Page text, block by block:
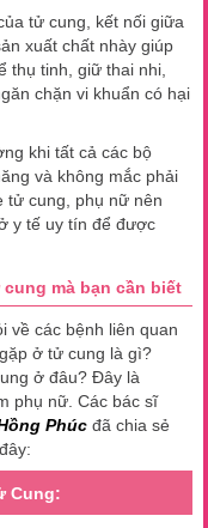
tử cung, kết nối giữa
xuất chất nhày giúp
thụ tinh, giữ thai nhi,
chặn vi khuẩn có hại
khi tất cả các bộ
và không mắc phải
tử cung, phụ nữ nên
y tế uy tín để được
mà bạn cần biết
các bệnh liên quan
ở tử cung là gì?
ở đâu? Đây là
phụ nữ. Các bác sĩ
Phúc đã chia sẻ